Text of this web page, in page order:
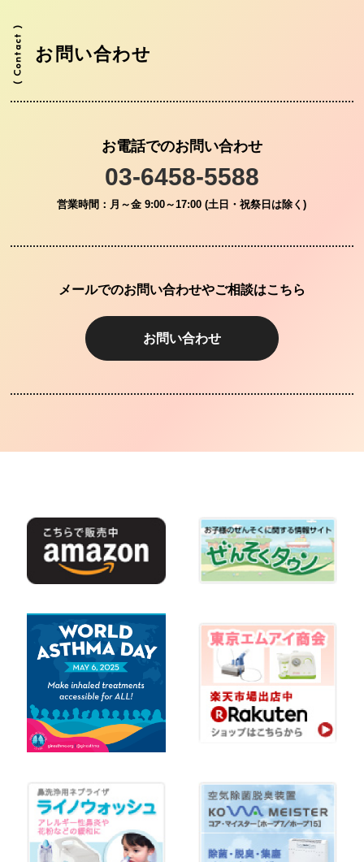
お問い合わせ
お電話でのお問い合わせ
03-6458-5588
営業時間：月～金 9:00～17:00 (土日・祝祭日は除く)
メールでのお問い合わせやご相談はこちら
お問い合わせ